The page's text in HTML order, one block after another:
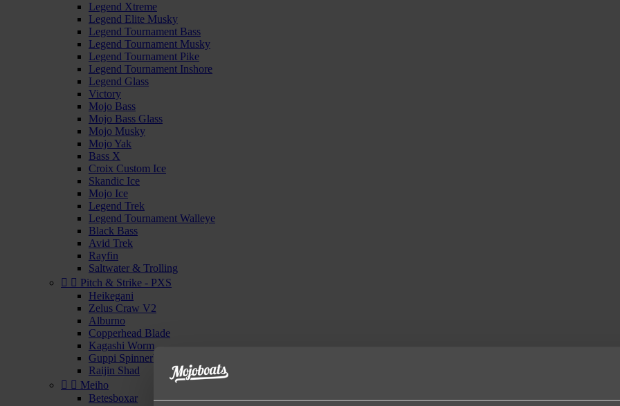
Legend Xtreme
Legend Elite Musky
Legend Tournament Bass
Legend Tournament Musky
Legend Tournament Pike
Legend Tournament Inshore
Legend Glass
Victory
Mojo Bass
Mojo Bass Glass
Mojo Musky
Mojo Yak
Bass X
Croix Custom Ice
Skandic Ice
Mojo Ice
Legend Trek
Legend Tournament Walleye
Black Bass
Avid Trek
Rayfin
Saltwater & Trolling
  Pitch & Strike - PXS
Heikegani
Zelus Craw V2
Alburno
Copperhead Blade
Kagashi Worm
Guppi Spinnerbait
Raijin Shad
  Meiho
Betesboxar